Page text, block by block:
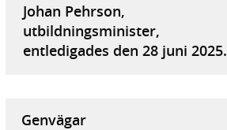
Johan Pehrson,
utbildningsminister,
entledigades den 28 juni 2025.
Genvägar